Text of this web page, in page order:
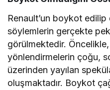
Renault’un boykot
söylemlerin gerçekte
görülmektedir.
yönlendirmelerin çoğu,
üzerinden yayılan
oluşmaktadır. Boykot